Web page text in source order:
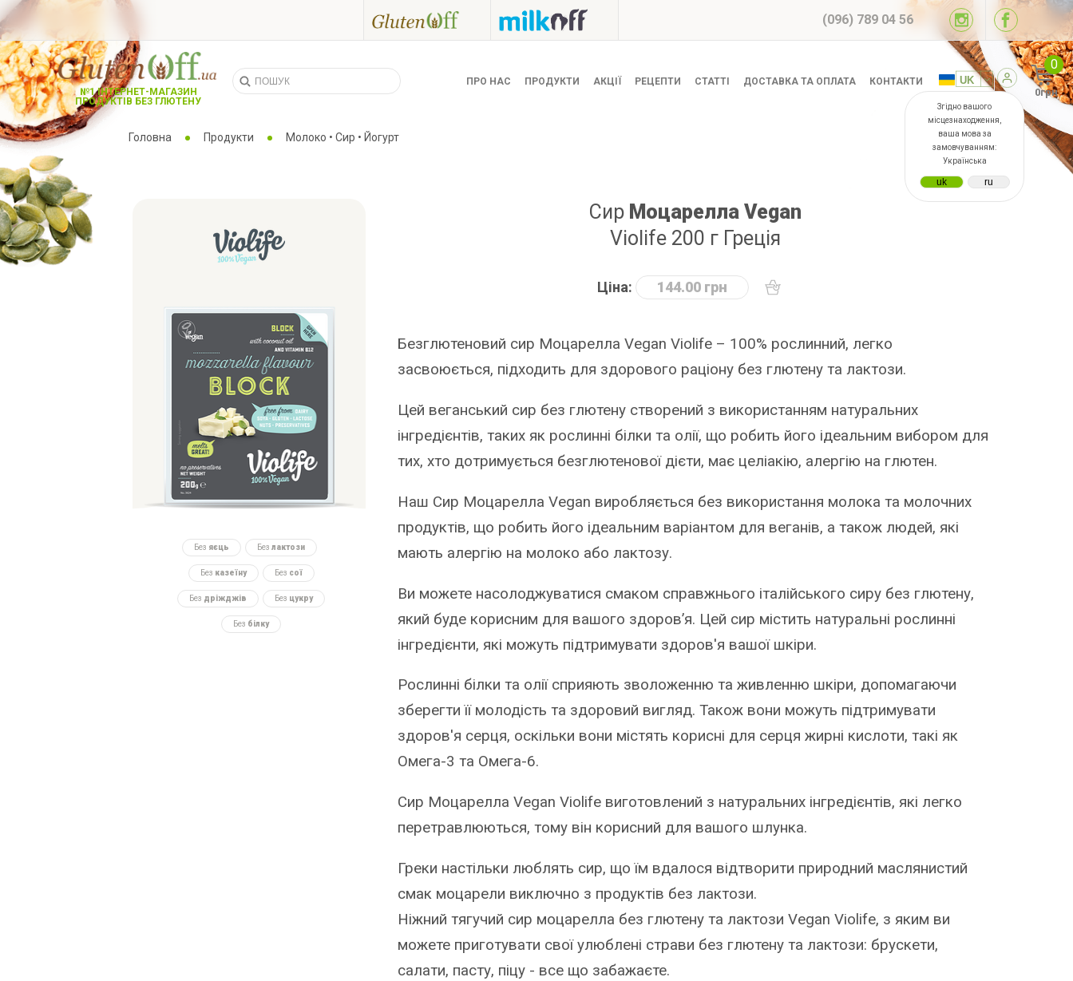
(096) 789 04 56
№1 ІНТЕРНЕТ-МАГАЗИН
ПРОДУКТІВ БЕЗ ГЛЮТЕНУ
ПРО НАС ПРОДУКТИ АКЦІЇ РЕЦЕПТИ СТАТТІ ДОСТАВКА ТА ОПЛАТА КОНТАКТИ
Згідно вашого
місцезнаходження,
ваша мова за
замовчуванням:
Українська
0
0грн
Головна Продукти Молоко • Сир • Йогурт
Без яєць Без лактози
Без казеїну Без сої
Без дріжджів Без цукру
Без білку
Сир Моцарелла Vegan
Violife 200 г Греція
Ціна: 144.00 грн
Безглютеновий сир Моцарелла Vegan Violife – 100% рослинний, легко
засвоюється, підходить для здорового раціону без глютену та лактози.
Цей веганський сир без глютену створений з використанням натуральних
інгредієнтів, таких як рослинні білки та олії, що робить його ідеальним вибором для
тих, хто дотримується безглютенової дієти, має целіакію, алергію на глютен.
Наш Сир Моцарелла Vegan виробляється без використання молока та молочних
продуктів, що робить його ідеальним варіантом для веганів, а також людей, які
мають алергію на молоко або лактозу.
Ви можете насолоджуватися смаком справжнього італійського сиру без глютену,
який буде корисним для вашого здоров’я. Цей сир містить натуральні рослинні
інгредієнти, які можуть підтримувати здоров'я вашої шкіри.
Рослинні білки та олії сприяють зволоженню та живленню шкіри, допомагаючи
зберегти її молодість та здоровий вигляд. Також вони можуть підтримувати
здоров'я серця, оскільки вони містять корисні для серця жирні кислоти, такі як
Омега-3 та Омега-6.
Сир Моцарелла Vegan Violife виготовлений з натуральних інгредієнтів, які легко
перетравлюються, тому він корисний для вашого шлунка.
Греки настільки люблять сир, що їм вдалося відтворити природний маслянистий
смак моцарели виключно з продуктів без лактози.
Ніжний тягучий сир моцарелла без глютену та лактози Vegan Violife, з яким ви
можете приготувати свої улюблені страви без глютену та лактози: брускети,
салати, пасту, піцу - все що забажаєте.